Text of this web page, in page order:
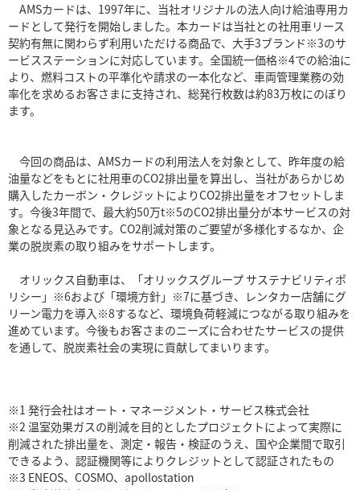
AMSカードは、1997年に、当社オリジナルの法人向け給油専用カ
ードとして発行を開始しました。本カードは当社との社用車リース
契約有無に関わらず利用いただける商品で、大手3ブランド※3のサ
ービスステーションに対応しています。全国統一価格※4での給油に
より、燃料コストの平準化や請求の一本化など、車両管理業務の効
率化を求めるお客さまに支持され、総発行枚数は約83万枚にのぼり
ます。
今回の商品は、AMSカードの利用法人を対象として、昨年度の給
油量などをもとに社用車のCO2排出量を算出し、当社があらかじめ
購入したカーボン・クレジットによりCO2排出量をオフセットしま
す。今後3年間で、最大約50万t※5のCO2排出量分が本サービスの対
象となる見込みです。CO2削減対策のご要望が多様化するなか、企
業の脱炭素の取り組みをサポートします。
オリックス自動車は、「オリックスグループ サステナビリティポ
リシー」※6および「環境方針」※7に基づき、レンタカー店舗にグ
リーン電力を導入※8するなど、環境負荷軽減につながる取り組みを
進めています。今後もお客さまのニーズに合わせたサービスの提供
を通して、脱炭素社会の実現に貢献してまいります。
※1 発行会社はオート・マネージメント・サービス株式会社
※2 温室効果ガスの削減を目的としたプロジェクトによって実際に
削減された排出量を、測定・報告・検証のうえ、国や企業間で取引
できるよう、認証機関等によりクレジットとして認証されたもの
※3 ENEOS、COSMO、apollostation